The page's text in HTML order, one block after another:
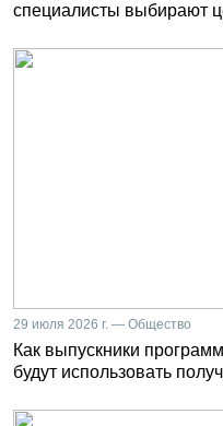
специалисты выбирают
29 июля 2026 г. — Общество
Как выпускники
будут использовать